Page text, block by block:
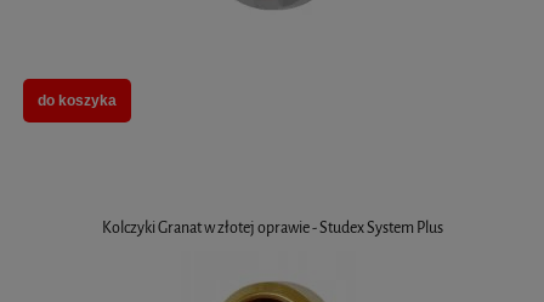
do koszyka
Kolczyki Granat w złotej oprawie - Studex System Plus